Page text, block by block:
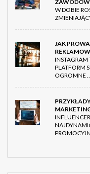
W DOBIE
JAK
INSTAGRAM
PLATFORM
OGROMNE